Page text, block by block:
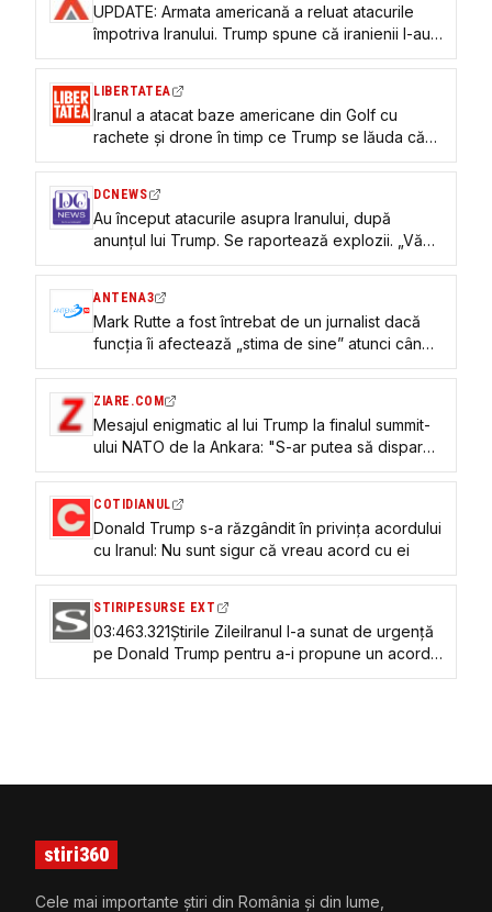
UPDATE: Armata americană a reluat atacurile
împotriva Iranului. Trump spune că iranienii l-au
sunat ca să îi ceară un acord
LIBERTATEA
Iranul a atacat baze americane din Golf cu
rachete și drone în timp ce Trump se lăuda că
Teheranul l-a sunat pentru un acord: „Nu știu
DCNEWS
Au început atacurile asupra Iranului, după
anunțul lui Trump. Se raportează explozii. „Vă
avertizez: Îi vom lovi puternic în seara asta”
ANTENA3
Mark Rutte a fost întrebat de un jurnalist dacă
funcția îi afectează „stima de sine” atunci când
stă lângă Trump și nu spune nimic
ZIARE.COM
Mesajul enigmatic al lui Trump la finalul summit-
ului NATO de la Ankara: "S-ar putea să dispară
și ei. Și știți ce, s-ar putea să dispar și eu"
COTIDIANUL
Donald Trump s-a răzgândit în privința acordului
cu Iranul: Nu sunt sigur că vreau acord cu ei
STIRIPESURSE EXT
03:463.321Știrile ZileiIranul l-a sunat de urgență
pe Donald Trump pentru a-i propune un acord,
dar răspunsul președintelui SUA a uimit pe toată
stiri360
Cele mai importante știri din România și din lume,